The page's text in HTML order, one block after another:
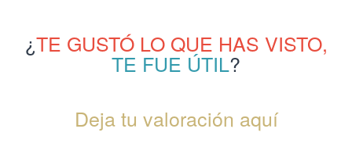
¿TE GUSTÓ LO QUE HAS VISTO,
TE FUE ÚTIL?
Deja tu valoración aquí